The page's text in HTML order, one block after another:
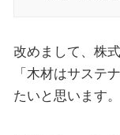
改めまして、株
「木材はサステ
たいと思います。